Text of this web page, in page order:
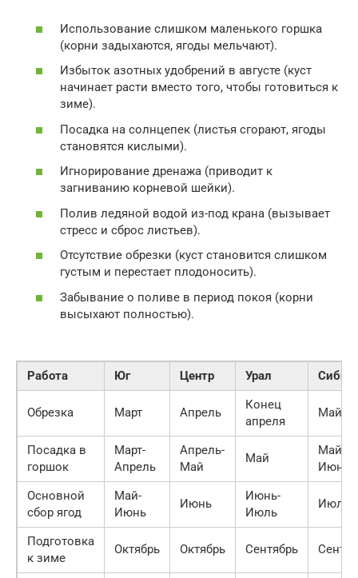
Использование слишком маленького горшка
(корни задыхаются, ягоды мельчают).
Избыток азотных удобрений в августе (куст
начинает расти вместо того, чтобы готовиться к
зиме).
Посадка на солнцепек (листья сгорают, ягоды
становятся кислыми).
Игнорирование дренажа (приводит к
загниванию корневой шейки).
Полив ледяной водой из-под крана (вызывает
стресс и сброс листьев).
Отсутствие обрезки (куст становится слишком
густым и перестает плодоносить).
Забывание о поливе в период покоя (корни
высыхают полностью).
Работа Юг Центр Урал
Обрезка Март Апрель
Конец
апреля
Май
Посадка в
горшок
Март-
Апрель
Апрель-
Май
Май
Май-
Июнь
Основной
сбор ягод
Май-
Июнь
Июнь
Июнь-
Июль
Июль
Подготовка
к зиме
Октябрь Октябрь Сентябрь